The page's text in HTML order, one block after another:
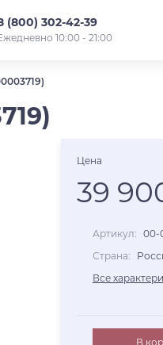
(800) 302-42-39
10:00 - 21:00
Цена
39
Артикул: 00-
Страна:
Все
В